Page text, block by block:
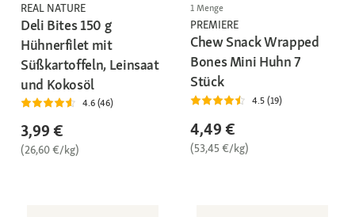
REAL NATURE
Deli Bites 150 g
Hühnerfilet mit
Süßkartoffeln, Leinsaat
und Kokosöl
4.6 (46)
3,99 €
(26,60 €/kg)
1 Menge
PREMIERE
Chew Snack Wrapped
Bones Mini Huhn 7
Stück
4.5 (19)
4,49 €
(53,45 €/kg)